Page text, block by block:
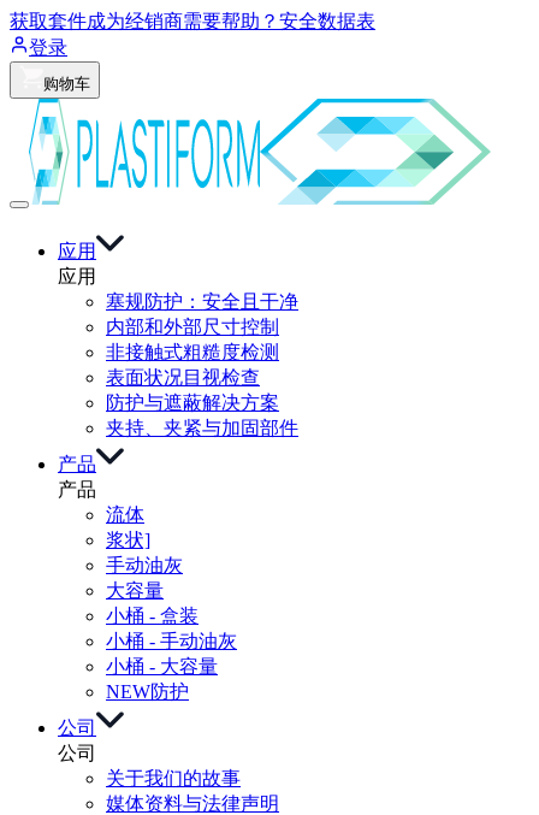
获取套件成为经销商需要帮助？ 安全数据表
登录
购物车
应用
应用
塞规防护：安全且干净
内部和外部尺寸控制
非接触式粗糙度检测
表面状况目视检查
防护与遮蔽解决方案
夹持、夹紧与加固部件
产品
产品
流体
浆状]
手动油灰
大容量
小桶 - 盒装
小桶 - 手动油灰
小桶 - 大容量
NEW防护
公司
公司
关于我们的故事
媒体资料与法律声明